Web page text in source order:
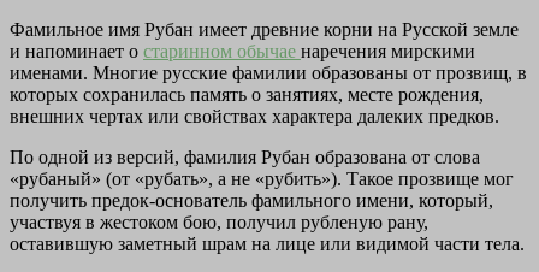
Фамильное имя Рубан имеет древние корни на Русской земле
и напоминает о старинном обычае наречения мирскими
именами. Многие русские фамилии образованы от прозвищ, в
которых сохранилась память о занятиях, месте рождения,
внешних чертах или свойствах характера далеких предков.
По одной из версий, фамилия Рубан образована от слова
«рубаный» (от «рубать», а не «рубить»). Такое прозвище мог
получить предок-основатель фамильного имени, который,
участвуя в жестоком бою, получил рубленую рану,
оставившую заметный шрам на лице или видимой части тела.